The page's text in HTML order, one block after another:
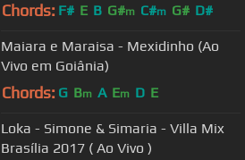
Chords: F# E B G#m C#m G# D#
Maiara e Maraisa - Mexidinho (Ao
Vivo em Goiânia)
Chords: G Bm A Em D E
Loka - Simone & Simaria - Villa Mix
Brasília 2017 ( Ao Vivo )